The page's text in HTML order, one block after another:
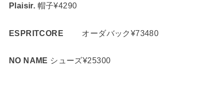
Plaisir. 帽子¥4290
ESPRITCORE オーダバック¥73480
NO NAME シューズ¥25300